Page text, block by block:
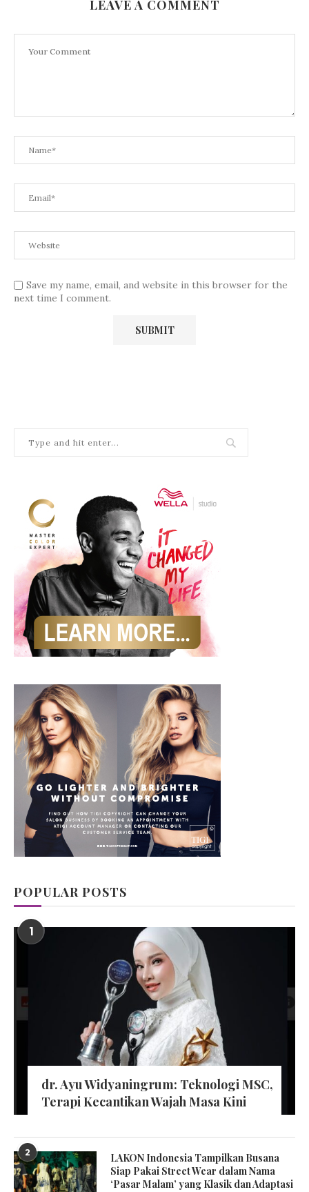
LEAVE A COMMENT
Save my name, email, and website in this browser for the
next time I comment.
POPULAR POSTS
1
dr. Ayu Widyaningrum: Teknologi MSC,
Terapi Kecantikan Wajah Masa Kini
2
LAKON Indonesia Tampilkan Busana
Siap Pakai Street Wear dalam Nama
‘Pasar Malam’ yang Klasik dan Adaptasi